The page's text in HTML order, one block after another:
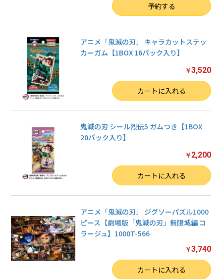
予約する
アニメ「鬼滅の刃」 キャラカットステッ
カーガム【1BOX 16パック入り】
￥3,520
カートに入れる
鬼滅の刃 シール烈伝5 ガムつき【1BOX
20パック入り】
￥ 2,200
カートに入れる
アニメ「鬼滅の刃」 ジグソーパズル1000
ピース【劇場版「鬼滅の刃」無限城編 コ
ラージュ】1000T-566
￥3,740
カートに入れる